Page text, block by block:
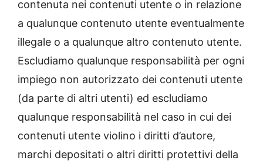
contenuta nei contenuti utente o in relazione
a qualunque contenuto utente eventualmente
illegale o a qualunque altro contenuto utente.
Escludiamo qualunque responsabilità per ogni
impiego non autorizzato dei contenuti utente
(da parte di altri utenti) ed escludiamo
qualunque responsabilità nel caso in cui dei
contenuti utente violino i diritti d’autore,
marchi depositati o altri diritti protettivi della